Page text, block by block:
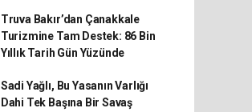
Truva Bakır’dan Çanakkale
Turizmine Tam Destek: 86 Bin
Yıllık Tarih Gün Yüzünde
Sadi Yağlı, Bu Yasanın Varlığı
Dahi Tek Başına Bir Savaş